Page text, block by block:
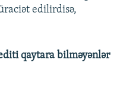
edilirdisə,
qaytara bilməyənlər